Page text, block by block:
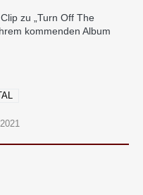
zu „Turn Off The
kommenden Album